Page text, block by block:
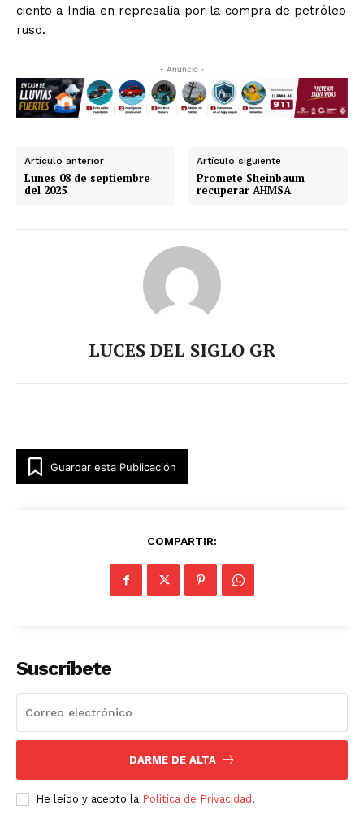
ciento a India en represalia por la compra de petróleo
ruso.
- Anuncio -
Artículo anterior
Lunes 08 de septiembre
del 2025
Artículo siguiente
Promete Sheinbaum
recuperar AHMSA
LUCES DEL SIGLO GR
Guardar esta Publicación
COMPARTIR:
Suscríbete
DARME DE ALTA
He leído y acepto la Política de Privacidad .